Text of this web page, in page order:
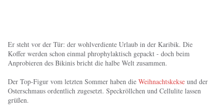
Er steht vor der Tür: der wohlverdiente Urlaub in der Karibik. Die
Koffer werden schon einmal phrophylaktisch gepackt - doch beim
Anprobieren des Bikinis bricht die halbe Welt zusammen.
Der Top-Figur vom letzten Sommer haben die Weihnachtskekse und der
Osterschmaus ordentlich zugesetzt. Speckröllchen und Cellulite lassen
grüßen.